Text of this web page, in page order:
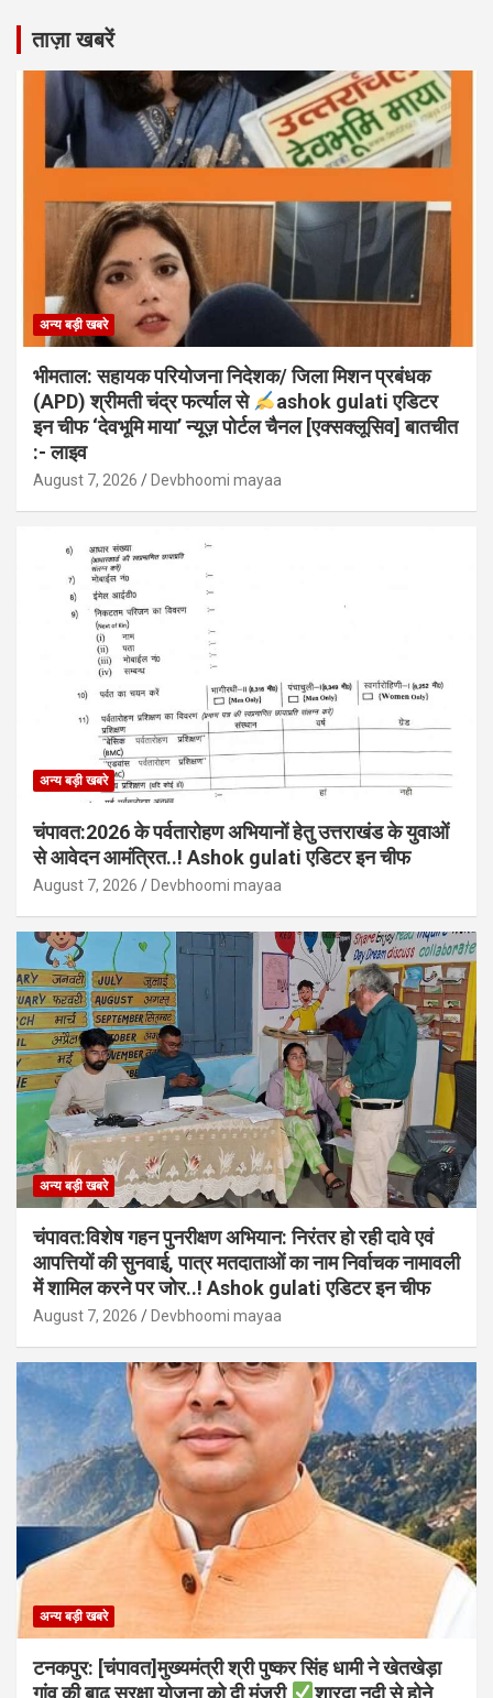
ताज़ा खबरें
अन्य बड़ी खबरे
भीमताल: सहायक परियोजना निदेशक/ जिला मिशन प्रबंधक
(APD) श्रीमती चंद्र फर्त्याल से
ashok gulati एडिटर
इन चीफ ‘देवभूमि माया’ न्यूज़ पोर्टल चैनल [एक्सक्लूसिव] बातचीत
:- लाइव
August 7, 2026 Devbhoomi mayaa
अन्य बड़ी खबरे
चंपावत:2026 के पर्वतारोहण अभियानों हेतु उत्तराखंड के युवाओं
से आवेदन आमंत्रित..! Ashok gulati एडिटर इन चीफ
August 7, 2026 Devbhoomi mayaa
अन्य बड़ी खबरे
चंपावत:विशेष गहन पुनरीक्षण अभियान: निरंतर हो रही दावे एवं
आपत्तियों की सुनवाई, पात्र मतदाताओं का नाम निर्वाचक नामावली
में शामिल करने पर जोर..! Ashok gulati एडिटर इन चीफ
August 7, 2026 Devbhoomi mayaa
अन्य बड़ी खबरे
टनकपुर: [चंपावत]मुख्यमंत्री श्री पुष्कर सिंह धामी ने खेतखेड़ा
गांव की बाढ़ सुरक्षा योजना को दी मंजूरी,
शारदा नदी से होने